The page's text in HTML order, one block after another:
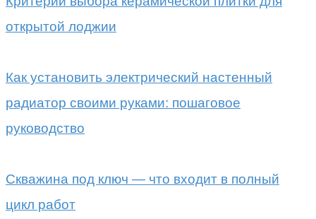
открытой лоджии
Как установить электрический настенный
радиатор своими руками: пошаговое
руководство
Скважина под ключ — что входит в полный
цикл работ